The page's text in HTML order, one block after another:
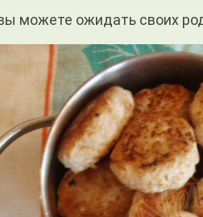
можете ожидать своих